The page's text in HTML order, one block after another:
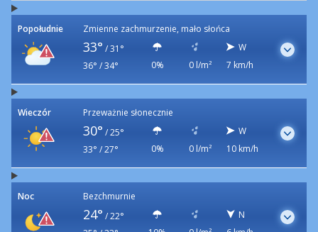
Popołudnie Zmienne zachmurzenie, mało słońca
33° / 31°
36° / 34°
0% 0 l/m²
W
7 km/h
Wieczór Przeważnie słonecznie
30° / 25°
33° / 27°
0% 0 l/m²
W
10 km/h
Noc Bezchmurnie
24° / 22°
N